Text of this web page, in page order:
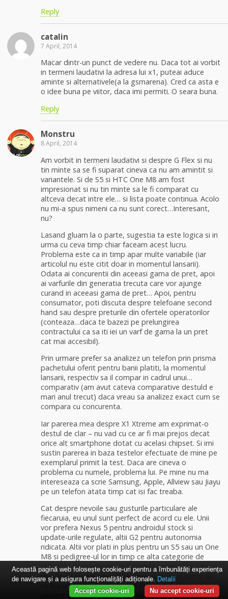
Reply
catalin
7 April, 2014
Macar dintr-un punct de vedere nu. Daca tot ai vorbit
in termeni laudativi la adresa lui x1, puteai aduce
aminte si alternativele(a la gsmarena). Cred ca asta e
o idee buna pe viitor, daca imi permiti. O seara buna.
Reply
Monstru
8 April, 2014
Am vorbit in termeni laudativi si despre G Flex si nu
tin minte sa se fi suparat cineva ca nu am amintit si
variantele. Si de S5 si HTC One M8 am fost
impresionat si nu tin minte sa le fi comparat cu
altceva decat intre ele… si lista poate continua. Acolo
nu mi-a spus nimeni ca nu sunt corect…Interesant,
nu?
Lasand gluam la o parte, sugestia ta este logica si in
urma cu ceva timp chiar faceam acest lucru.
Problema este ca in timp apar multe variabile (iar
articolul nu este citit doar in momentul lansarii).
Odata ai concurentii din aceeasi gama de pret, apoi
ai varfurile din generatia trecuta care vor ajunge
curand in aceeasi gama de pret… Apoi, pentru
consumator, poti discuta despre telefoane second
hand sau despre preturile din ofertele operatorilor
(conteaza…daca te bazezi pe prelungirea
contractului ca sa iti iei un varf de gama la un pret
cat mai accesibil).
Prin urmare prefer sa analizez un telefon prin prisma
pachetului oferit pentru banii platiti, la momentul
lansarii, respectiv sa il compar in cadrul unui…
comparativ (am avut cateva comparative destuld e
mari anul trecut) daca vreau sa analizez exact cum se
compara cu concurenta.
Iar parerea mea despre X1 Xtreme am exprimat-o
destul de clar – nu vad cu ce ar fi mai prejos decat
orice alt smartphone dotat cu acelasi chipset. Si imi
sustin parerea in baza testelor efectuate de mine pe
exemplarul primit la test. Daca are cineva o
problema cu numele, problema lui. Pe mine nu ma
intereseaza ca scrie Samsung, Apple, Allview sau Jiayu
pe un telefon atata timp cat isi fac treaba.
Cat despre nevoile sau gusturile particulare ale
fiecaruia, eu unul sunt perfect de acord cu ele. Unii
vor prefera Nexus 5 pentru androidul stock si
update-urile regulate, altii G2 pentru autonomia
ridicata. Altii vor plati in plus pentru un S5 sau un One
M8 si pedigree-ul lor in timp ce alta categorie de
utilizator va merge pe un S4 peste cateva luni sau va
decide ca nu are nevoie de ceva atat de puternic si
va lua un Moto G, un Ascend P6 s.a.m.d. Sunt alegeri
perfect normale si tin exact de gustul
Această pagină web folosește cookie-uri pentru a îmbunătăți experiența
de navigare și a asigura funcționalițăți adiționale. Detalii
Nu accept cookie-uri
Accept cookie-uri